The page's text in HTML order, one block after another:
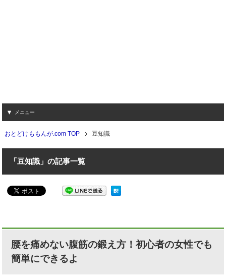
メニュー
おとどけももんが.com TOP 豆知識
「豆知識」の記事一覧
腰を痛めない腹筋の鍛え方！初心者の女性でも
簡単にできるよ